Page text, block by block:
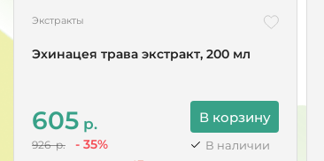
Экстракты
Эхинацея трава экстракт, 200 мл
605р.
926 р. - 35%
В корзину
В наличии